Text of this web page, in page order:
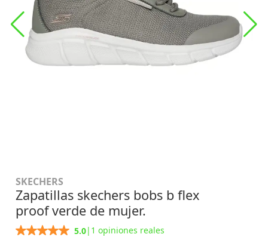
SKECHERS
Zapatillas skechers bobs b flex
proof verde de mujer.
5.0| 1 opiniones reales